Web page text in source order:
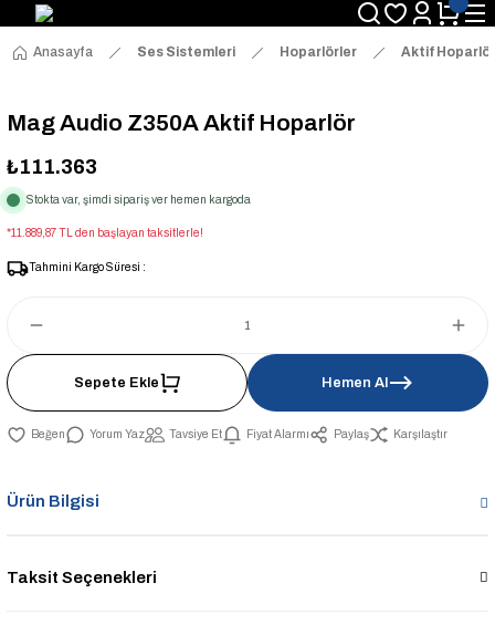
Anasayfa Ses Sistemleri Hoparlörler Aktif
Mag Audio Z350A Aktif Hoparlör
₺111.363
Stokta var, şimdi sipariş ver hemen kargoda
*11.889,87 TL den başlayan taksitlerle!
Tahmini Kargo Süresi :
Sepete Ekle Hemen Al
Yorum Yaz Tavsiye Et Fiyat Alarmı Paylaş Karşılaştır
Ürün Bilgisi
Taksit Seçenekleri